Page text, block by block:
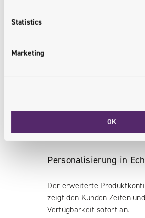
Statistics
Marketing
OK
Personalisierung in
Der erweiterte
zeigt den Kunden Zeiten und
Verfügbarkeit sofort an.